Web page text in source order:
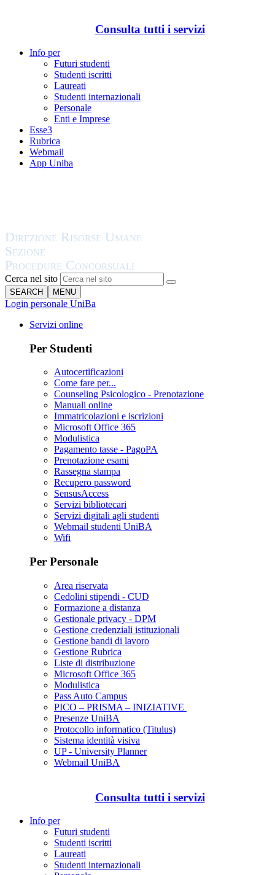
Consulta tutti i servizi
Info per
Futuri studenti
Studenti iscritti
Laureati
Studenti internazionali
Personale
Enti e Imprese
Esse3
Rubrica
Webmail
App Uniba
Cerca nel sito
SEARCH MENU
Login personale UniBa
Servizi online
Per Studenti
Autocertificazioni
Come fare per...
Counseling Psicologico - Prenotazione
Manuali online
Immatricolazioni e iscrizioni
Microsoft Office 365
Modulistica
Pagamento tasse - PagoPA
Prenotazione esami
Rassegna stampa
Recupero password
SensusAccess
Servizi bibliotecari
Servizi digitali agli studenti
Webmail studenti UniBA
Wifi
Per Personale
Area riservata
Cedolini stipendi - CUD
Formazione a distanza
Gestionale privacy - DPM
Gestione credenziali istituzionali
Gestione bandi di lavoro
Gestione Rubrica
Liste di distribuzione
Microsoft Office 365
Modulistica
Pass Auto Campus
PICO – PRISMA – INIZIATIVE
Presenze UniBA
Protocollo informatico (Titulus)
Sistema identità visiva
UP - University Planner
Webmail UniBA
Consulta tutti i servizi
Info per
Futuri studenti
Studenti iscritti
Laureati
Studenti internazionali